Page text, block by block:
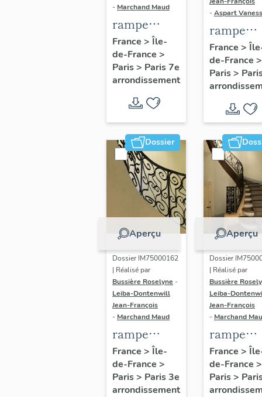
- Marchand Maud
rampe
d'appui,
escalier
d'honneur
Maisons,
puis Pozzo
di Borgo
France > Île-
de-France >
Paris> Paris 7e
arrondissement
-Aspart
rampe
d'appui,
escalier
l' hôtel
Brochet
Saint-
Institut
d'études
(non
France >
de-France >
Paris>
Dossier
Aperçu
Dossier IM75000162
| Réalisé par
Bussière Roselyne -
Leiba-Dontenwill
Jean-François
- Marchand Maud
rampe
d'appui,
escalier
secondaire
France > Île-
de-France >
Paris> Paris 3e
arrondissement
Aperçu
Dossier
| Réalisé par
Bussière
Leiba-
Jean-François
- Marchand
rampe
d'appui,
escalier
la
France >
de-France >
Paris>